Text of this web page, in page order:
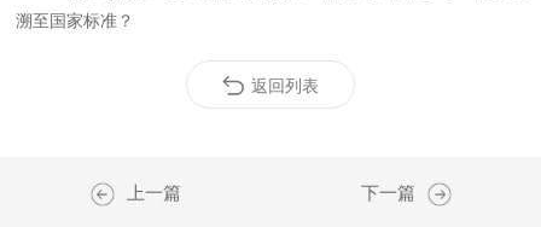
溯至国家标准？
返回列表
上一篇 下一篇